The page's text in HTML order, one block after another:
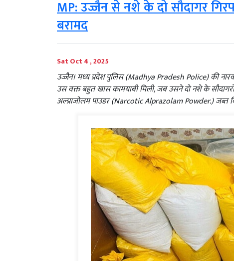
MP: उज्जैन से नशे के दो सौदागर
बरामद
Sat Oct 4 , 2025
उज्जैन। मध्य प्रदेश पुलिस (Madhya Pradesh Police) की
उस वक्त बहुत खास कामयाबी मिली, जब उसने दो नशे के
अल्प्राजोलम पाउडर (Narcotic Alprazolam Powder.) जब्त